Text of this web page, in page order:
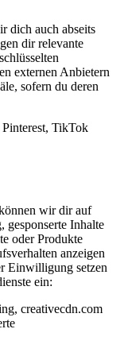
dich auch abseits
dir relevante
externen Anbietern
sofern du deren
TikTok
wir dir auf
gesponserte Inhalte
oder Produkte
anzeigen
Einwilligung setzen
ein:
creativecdn.com